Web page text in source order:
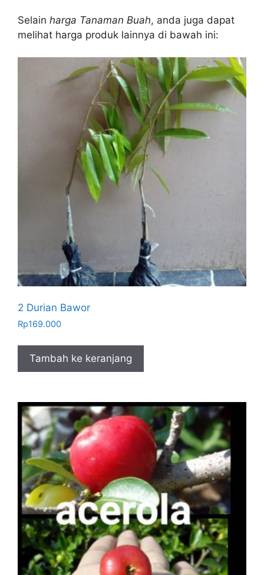
Selain harga Tanaman Buah, anda juga dapat
melihat harga produk lainnya di bawah ini:
2 Durian Bawor
Rp169.000
Tambah ke keranjang